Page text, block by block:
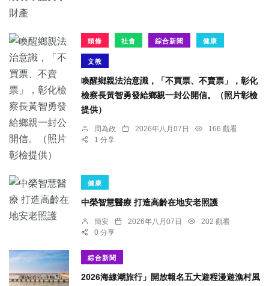
頭條 社會 綜合新聞 健康
文教
喚醒鄉親法治意識，「不買票、不賣票」，彰化
檢察長黃智勇發給鄉親一封公開信。（照片彰檢
提供）
周為政 2026年八月07日
166 觀看
1 分享
健康
中榮智慧醫療 打造高齡在地安老照護
簡安 2026年八月07日
202 觀看
0 分享
綜合新聞
2026海線潮旅行」開放報名五大遊程漫遊漁村風